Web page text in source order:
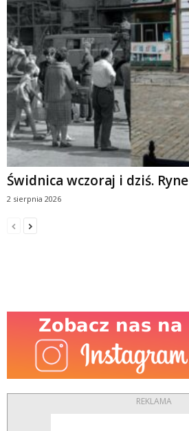
Świdnica wczoraj i dziś.
2 sierpnia 2026
REKLAMA